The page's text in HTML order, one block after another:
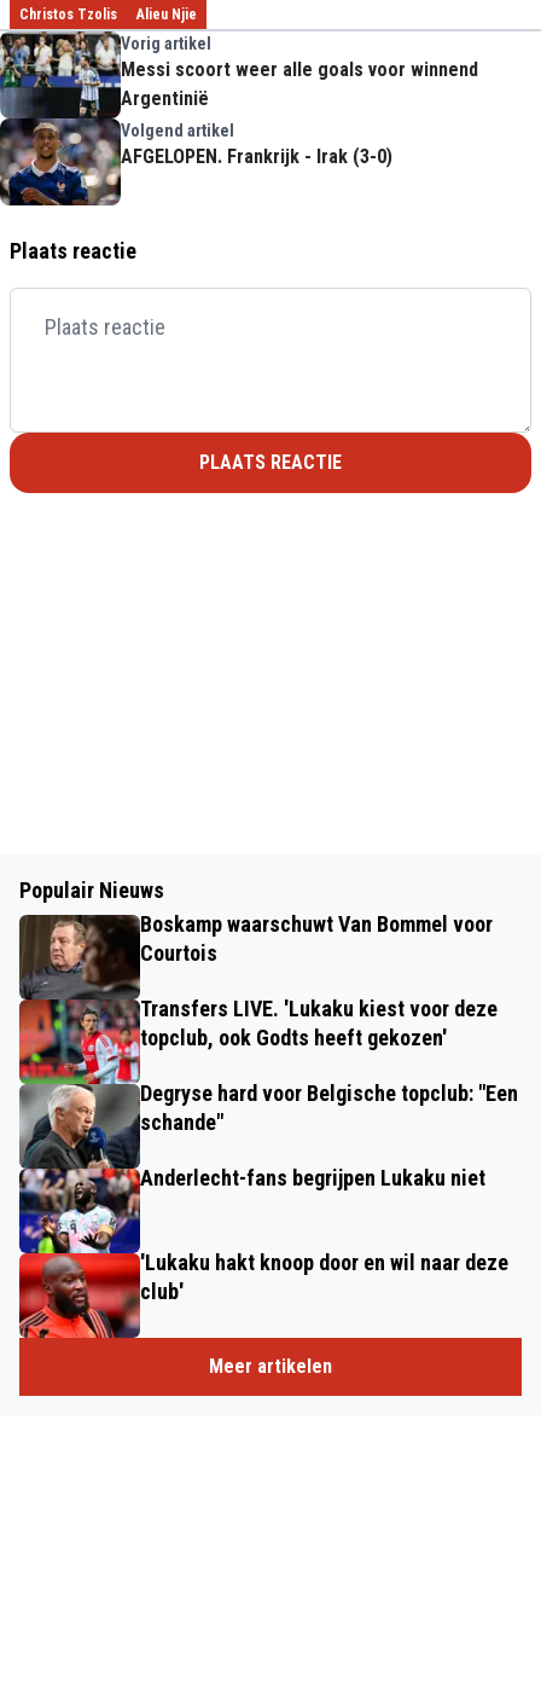
Christos Tzolis Alieu Njie
Vorig artikel
Messi scoort weer alle goals voor winnend
Argentinië
Volgend artikel
AFGELOPEN. Frankrijk - Irak (3-0)
Plaats reactie
PLAATS REACTIE
Populair Nieuws
Boskamp waarschuwt Van Bommel voor
Courtois
Transfers LIVE. 'Lukaku kiest voor deze
topclub, ook Godts heeft gekozen'
Degryse hard voor Belgische topclub: "Een
schande"
Anderlecht-fans begrijpen Lukaku niet
'Lukaku hakt knoop door en wil naar deze
club'
Meer artikelen